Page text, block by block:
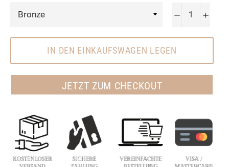
− +
IN DEN EINKAUFSWAGEN LEGEN
JETZT ZUM CHECKOUT